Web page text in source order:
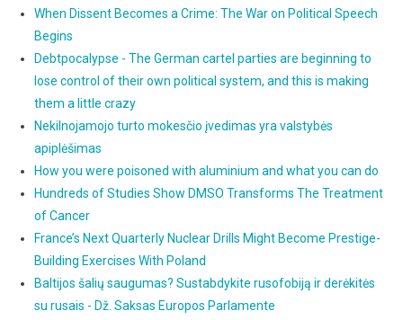
When Dissent Becomes a Crime: The War on Political Speech
Begins
Debtpocalypse - The German cartel parties are beginning to
lose control of their own political system, and this is making
them a little crazy
Nekilnojamojo turto mokesčio įvedimas yra valstybės
apiplėšimas
How you were poisoned with aluminium and what you can do
Hundreds of Studies Show DMSO Transforms The Treatment
of Cancer
France’s Next Quarterly Nuclear Drills Might Become Prestige-
Building Exercises With Poland
Baltijos šalių saugumas? Sustabdykite rusofobiją ir derėkitės
su rusais - Dž. Saksas Europos Parlamente